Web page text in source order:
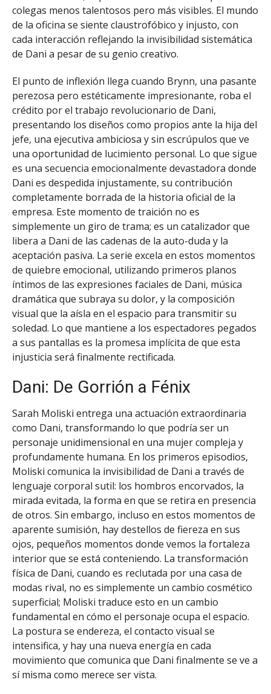
colegas menos talentosos pero más visibles. El mundo
de la oficina se siente claustrofóbico y injusto, con
cada interacción reflejando la invisibilidad sistemática
de Dani a pesar de su genio creativo.
El punto de inflexión llega cuando Brynn, una pasante
perezosa pero estéticamente impresionante, roba el
crédito por el trabajo revolucionario de Dani,
presentando los diseños como propios ante la hija del
jefe, una ejecutiva ambiciosa y sin escrúpulos que ve
una oportunidad de lucimiento personal. Lo que sigue
es una secuencia emocionalmente devastadora donde
Dani es despedida injustamente, su contribución
completamente borrada de la historia oficial de la
empresa. Este momento de traición no es
simplemente un giro de trama; es un catalizador que
libera a Dani de las cadenas de la auto-duda y la
aceptación pasiva. La serie excela en estos momentos
de quiebre emocional, utilizando primeros planos
íntimos de las expresiones faciales de Dani, música
dramática que subraya su dolor, y la composición
visual que la aísla en el espacio para transmitir su
soledad. Lo que mantiene a los espectadores pegados
a sus pantallas es la promesa implícita de que esta
injusticia será finalmente rectificada.
Dani: De Gorrión a Fénix
Sarah Moliski entrega una actuación extraordinaria
como Dani, transformando lo que podría ser un
personaje unidimensional en una mujer compleja y
profundamente humana. En los primeros episodios,
Moliski comunica la invisibilidad de Dani a través de
lenguaje corporal sutil: los hombros encorvados, la
mirada evitada, la forma en que se retira en presencia
de otros. Sin embargo, incluso en estos momentos de
aparente sumisión, hay destellos de fiereza en sus
ojos, pequeños momentos donde vemos la fortaleza
interior que se está conteniendo. La transformación
física de Dani, cuando es reclutada por una casa de
modas rival, no es simplemente un cambio cosmético
superficial; Moliski traduce esto en un cambio
fundamental en cómo el personaje ocupa el espacio.
La postura se endereza, el contacto visual se
intensifica, y hay una nueva energía en cada
movimiento que comunica que Dani finalmente se ve a
sí misma como merece ser vista.